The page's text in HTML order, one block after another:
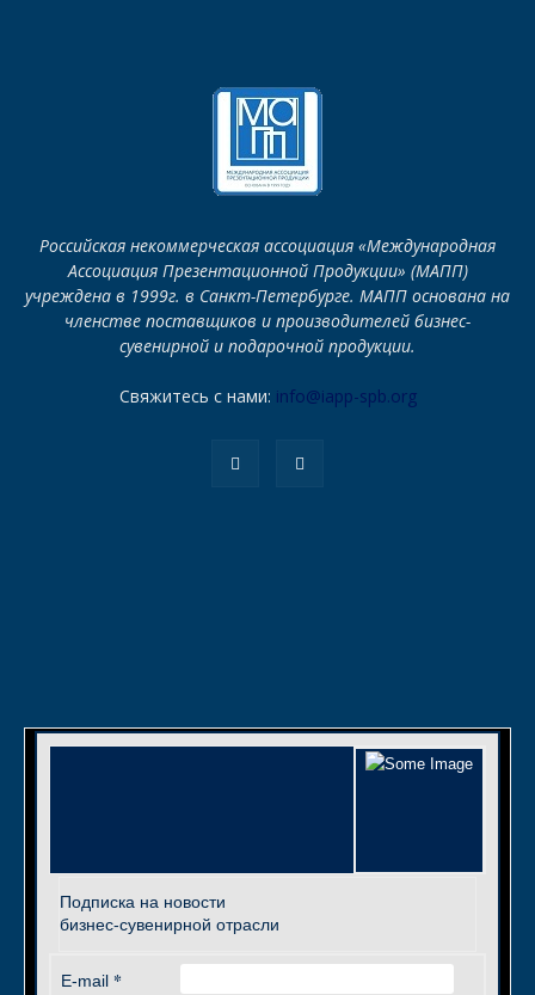
Российская некоммерческая ассоциация «Международная
Ассоциация Презентационной Продукции» (МАПП)
учреждена в 1999г. в Санкт-Петербурге. МАПП основана на
членстве поставщиков и производителей бизнес-
сувенирной и подарочной продукции.
Свяжитесь с нами: info@iapp-spb.org
Подписка на новости
бизнес-сувенирной отрасли
E-mail *